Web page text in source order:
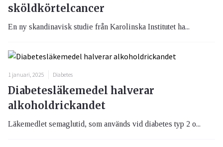
sköldkörtelcancer
En ny skandinavisk studie från Karolinska Institutet ha...
1 januari, 2025 Diabetes
Diabetesläkemedel halverar
alkoholdrickandet
Läkemedlet semaglutid, som används vid diabetes typ 2 o...